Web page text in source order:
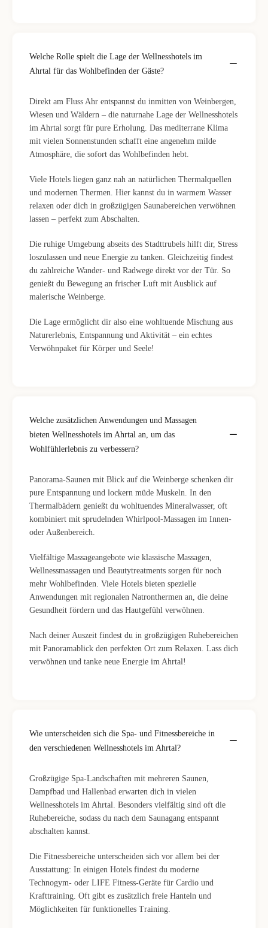
Welche Rolle spielt die Lage der Wellnesshotels im
Ahrtal für das Wohlbefinden der Gäste?
Direkt am Fluss Ahr entspannst du inmitten von Weinbergen,
Wiesen und Wäldern – die naturnahe Lage der Wellnesshotels
im Ahrtal sorgt für pure Erholung. Das mediterrane Klima
mit vielen Sonnenstunden schafft eine angenehm milde
Atmosphäre, die sofort das Wohlbefinden hebt.
Viele Hotels liegen ganz nah an natürlichen Thermalquellen
und modernen Thermen. Hier kannst du in warmem Wasser
relaxen oder dich in großzügigen Saunabereichen verwöhnen
lassen – perfekt zum Abschalten.
Die ruhige Umgebung abseits des Stadttrubels hilft dir, Stress
loszulassen und neue Energie zu tanken. Gleichzeitig findest
du zahlreiche Wander- und Radwege direkt vor der Tür. So
genießt du Bewegung an frischer Luft mit Ausblick auf
malerische Weinberge.
Die Lage ermöglicht dir also eine wohltuende Mischung aus
Naturerlebnis, Entspannung und Aktivität – ein echtes
Verwöhnpaket für Körper und Seele!
Welche zusätzlichen Anwendungen und Massagen
bieten Wellnesshotels im Ahrtal an, um das
Wohlfühlerlebnis zu verbessern?
Panorama-Saunen mit Blick auf die Weinberge schenken dir
pure Entspannung und lockern müde Muskeln. In den
Thermalbädern genießt du wohltuendes Mineralwasser, oft
kombiniert mit sprudelnden Whirlpool-Massagen im Innen-
oder Außenbereich.
Vielfältige Massageangebote wie klassische Massagen,
Wellnessmassagen und Beautytreatments sorgen für noch
mehr Wohlbefinden. Viele Hotels bieten spezielle
Anwendungen mit regionalen Natronthermen an, die deine
Gesundheit fördern und das Hautgefühl verwöhnen.
Nach deiner Auszeit findest du in großzügigen Ruhebereichen
mit Panoramablick den perfekten Ort zum Relaxen. Lass dich
verwöhnen und tanke neue Energie im Ahrtal!
Wie unterscheiden sich die Spa- und Fitnessbereiche in
den verschiedenen Wellnesshotels im Ahrtal?
Großzügige Spa-Landschaften mit mehreren Saunen,
Dampfbad und Hallenbad erwarten dich in vielen
Wellnesshotels im Ahrtal. Besonders vielfältig sind oft die
Ruhebereiche, sodass du nach dem Saunagang entspannt
abschalten kannst.
Die Fitnessbereiche unterscheiden sich vor allem bei der
Ausstattung: In einigen Hotels findest du moderne
Technogym- oder LIFE Fitness-Geräte für Cardio und
Krafttraining. Oft gibt es zusätzlich freie Hanteln und
Möglichkeiten für funktionelles Training.